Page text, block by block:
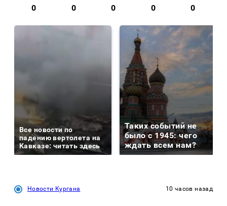
0 0 0 0 0
Все новости по
падению вертолета на
Кавказе: читать здесь
Таких событий не
было с 1945: чего
ждать всем нам?
Новости Кургана 10 часов назад